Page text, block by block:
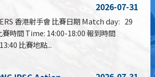
2026-07-31
香港射手會 比賽日期 Match day: 29
時間 Time: 14:00-18:00 報到時間
比賽地點...